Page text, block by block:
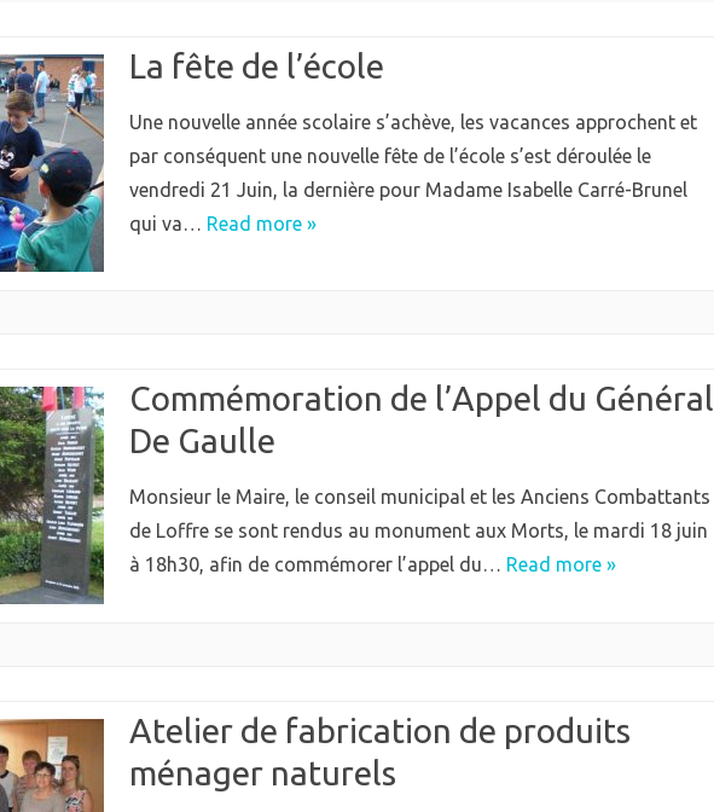
INTERCOMMUNALITÉ
DÉMARCHES ADMINISTRATIVES
LE PLU
La fête de l’école
Une nouvelle année scolaire s’achève, les vacances approchent et
par conséquent une nouvelle fête de l’école s’est déroulée le
vendredi 21 Juin, la dernière pour Madame Isabelle Carré-Brunel
qui va… Read more »
Commémoration de l’Appel du Général
De Gaulle
Monsieur le Maire, le conseil municipal et les Anciens Combattants
de Loffre se sont rendus au monument aux Morts, le mardi 18 juin
à 18h30, afin de commémorer l’appel du… Read more »
Atelier de fabrication de produits
ménager naturels